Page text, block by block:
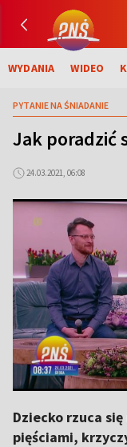
WYDANIA WIDEO
PYTANIE NA ŚNIADANIE
Jak poradzić
24.03.2021, 06:08
Dziecko rzuca
pięściami,